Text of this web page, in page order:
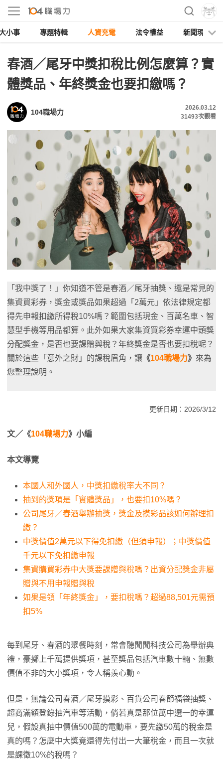
小事 專題特輯 人資充電 法令權益 新聞現場
春酒／尾牙中獎扣稅比例怎麼算？實
體獎品、年終獎金也要扣繳嗎？
104職場力
2026.03.12
31493次觀看
「我中獎了！」你知道不管是春酒／尾牙抽獎、還是常見的
集資買彩券，獎金或獎品如果超過「2萬元」依法律規定都
得先申報扣繳所得稅10%嗎？範圍包括現金、百萬名車、智
慧型手機等用品都算。此外如果大家集資買彩券幸運中頭獎
分配獎金，是否也要課贈與稅？年終獎金是否也要扣稅呢？
關於這些「意外之財」的課稅眉角，讓 《104職場力》 來為
您整理說明。
更新日期：2026/3/12
文／《104職場力》小編
本文導覽
本國人和外國人，中獎扣繳稅率大不同？
抽到的獎項是「實體獎品」，也要扣10%嗎？
公司尾牙／春酒舉辦抽獎，獎金及摸彩品該如何辦理扣
繳？
中獎價值2萬元以下得免扣繳（但須申報）；中獎價值
千元以下免扣繳申報
集資購買彩券中大獎要課贈與稅嗎？出資分配獎金非屬
贈與不用申報贈與稅
如果是領「年終獎金」，要扣稅嗎？超過88,501元需預
扣5%
每到尾牙、春酒的聚餐時刻，常會聽聞聞科技公司為舉辦典
禮，豪擲上千萬提供獎項，甚至獎品包括汽車數十輛、無數
價值不非的大小獎項，令人稱羨心動。
但是，無論公司春酒／尾牙摸彩、百貨公司春節福袋抽獎、
超商滿額登錄抽汽車等活動，倘若真是那位萬中選一的幸運
兒，假設真抽中價值500萬的電動車，要先繳50萬的稅金是
真的嗎？怎麼中大獎竟還得先付出一大筆稅金，而且一次就
是課徵10%的稅嗎？